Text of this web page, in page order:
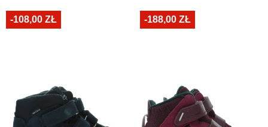
-108,00 ZŁ -188,00 ZŁ